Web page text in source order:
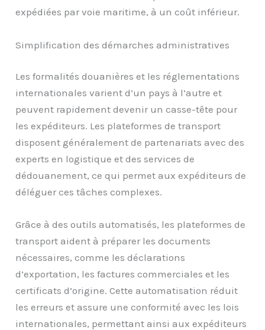
expédiées par voie maritime, à un coût inférieur.
Simplification des démarches administratives
Les formalités douanières et les réglementations
internationales varient d’un pays à l’autre et
peuvent rapidement devenir un casse-tête pour
les expéditeurs. Les plateformes de transport
disposent généralement de partenariats avec des
experts en logistique et des services de
dédouanement, ce qui permet aux expéditeurs de
déléguer ces tâches complexes.
Grâce à des outils automatisés, les plateformes de
transport aident à préparer les documents
nécessaires, comme les déclarations
d’exportation, les factures commerciales et les
certificats d’origine. Cette automatisation réduit
les erreurs et assure une conformité avec les lois
internationales, permettant ainsi aux expéditeurs